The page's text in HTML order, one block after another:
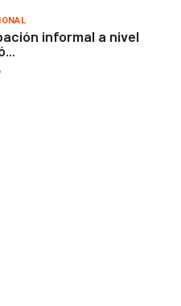
informal a nivel